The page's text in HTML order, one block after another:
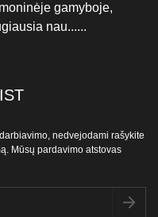
gamyboje,
nau......
nedvejodami rašykite
Mūsų pardavimo atstovas